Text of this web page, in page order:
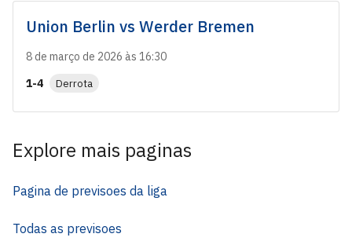
Union Berlin vs Werder Bremen
8 de março de 2026 às 16:30
1-4
Derrota
Explore mais paginas
Pagina de previsoes da liga
Todas as previsoes